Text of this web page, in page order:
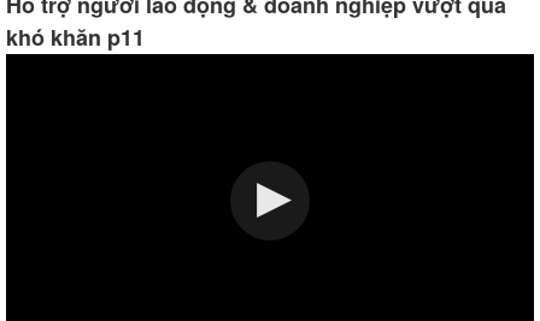
khó khăn p11